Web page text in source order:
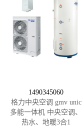
1490345060
格力中央空调 gmv unic
多能一体机 中央空调、
热水、地暖3合1